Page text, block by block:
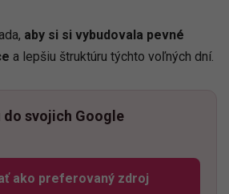
aby si si vybudovala pevné
a lepšiu štruktúru týchto voľných dní.
do svojich Google
ako preferovaný zdroj
Odzadu, odkaz sa otvorí v